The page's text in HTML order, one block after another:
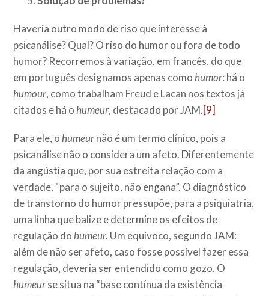
Haveria outro modo de riso que interesse à
psicanálise? Qual? O riso do humor ou fora de todo
humor? Recorremos à variação, em francês, do que
em português designamos apenas comohumor: há o
humour, como trabalham Freud e Lacan nos textos já
citados e há ohumeur, destacado por JAM.[9]
Para ele, ohumeurnão é um termo clínico, pois a
psicanálise não o considera um afeto. Diferentemente
da angústia que, por sua estreita relação com a
verdade, “para o sujeito, não engana”. O diagnóstico
de transtorno do humor pressupõe, para a psiquiatria,
uma linha que balize e determine os efeitos de
regulação dohumeur. Um equívoco, segundo JAM:
além de não ser afeto, caso fosse possível fazer essa
regulação, deveria ser entendido como gozo. O
humeurse situa na “base contínua da existência